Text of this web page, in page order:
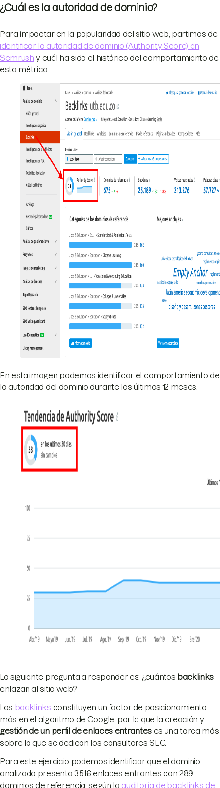
¿Cuál es la autoridad de dominio?
Para impactar en la popularidad del sitio web, partimos de
identificar la autoridad de dominio (Authority Score) en
Semrush y cuál ha sido el histórico del comportamiento de
esta métrica.
En esta imagen podemos identificar el comportamiento de
la autoridad del dominio durante los últimos 12 meses.
La siguiente pregunta a responder es: ¿cuántos backlinks
enlazan al sitio web?
Los backlinks constituyen un factor de posicionamiento
más en el algoritmo de Google, por lo que la creación y
gestión de un perfil de enlaces entranteses una tarea más
sobre la que se dedican los consultores SEO.
Para este ejercicio podemos identificar que el dominio
analizado presenta 3.516 enlaces entrantes con 289
dominios de referencia, según la auditoría de backlinks de